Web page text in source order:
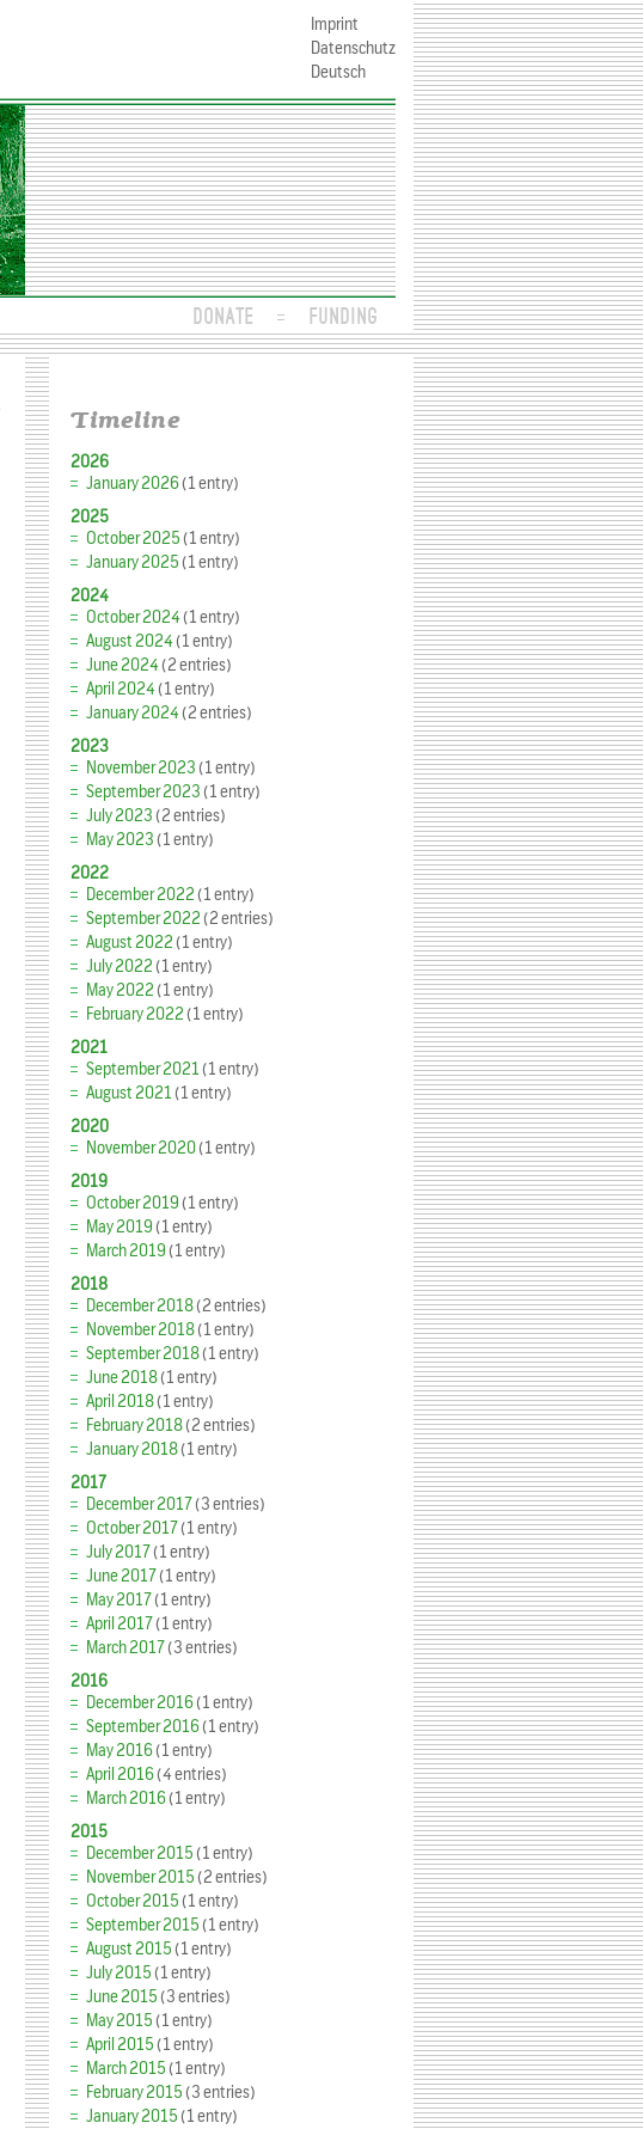
DONATE FUNDING
Imprint
Datenschutz
Deutsch
Timeline
2026
January 2026(1 entry)
2025
October 2025(1 entry)
January 2025(1 entry)
2024
October 2024(1 entry)
August 2024(1 entry)
June 2024(2 entries)
April 2024(1 entry)
January 2024(2 entries)
2023
November 2023(1 entry)
September 2023(1 entry)
July 2023(2 entries)
May 2023(1 entry)
2022
December 2022(1 entry)
September 2022(2 entries)
August 2022(1 entry)
July 2022(1 entry)
May 2022(1 entry)
February 2022(1 entry)
2021
September 2021(1 entry)
August 2021(1 entry)
2020
November 2020(1 entry)
2019
October 2019(1 entry)
May 2019(1 entry)
March 2019(1 entry)
2018
December 2018(2 entries)
November 2018(1 entry)
September 2018(1 entry)
June 2018(1 entry)
April 2018(1 entry)
February 2018(2 entries)
January 2018(1 entry)
2017
December 2017(3 entries)
October 2017(1 entry)
July 2017(1 entry)
June 2017(1 entry)
May 2017(1 entry)
April 2017(1 entry)
March 2017(3 entries)
2016
December 2016(1 entry)
September 2016(1 entry)
May 2016(1 entry)
April 2016(4 entries)
March 2016(1 entry)
2015
December 2015(1 entry)
November 2015(2 entries)
October 2015(1 entry)
September 2015(1 entry)
August 2015(1 entry)
July 2015(1 entry)
June 2015(3 entries)
May 2015(1 entry)
April 2015(1 entry)
March 2015(1 entry)
February 2015(3 entries)
January 2015(1 entry)